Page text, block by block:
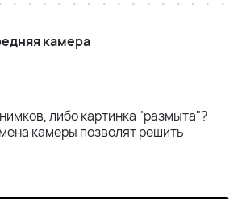
камера
либо картинка "размыта"?
камеры позволят решить